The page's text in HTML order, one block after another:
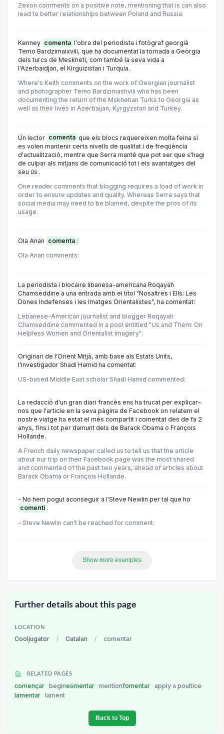
Zexon comments on a positive note, mentioning that is can also
lead to better relationships between Poland and Russia:
Kenney comenta l'obra del periodista i fotògraf georgià
Temo Bardzimaixvili, que ha documentat la tornada a Geòrgia
dels turcs de Meskheti, com també la seva vida a
l'Azerbaidjan, el Kirguizistan i Turquia.
Where's Keith comments on the work of Georgian journalist
and photographer Temo Bardzimashvili who has been
documenting the return of the Mskhetian Turks to Georgia as
well as their lives in Azerbaijan, Kyrgyzstan and Turkey.
Ún lector comenta que els blocs requereixen molta feina si
es volen mantenir certs nivells de qualitat i de freqüència
d'actualització, mentre que Serra manté que pot ser que s'hagi
de culpar als mitjans de comunicació tot i els avantatges del
seu ús .
One reader comments that blogging requires a load of work in
order to ensure updates and quality. Whereas Serra says that
social media may need to be blamed, despite the pros of its
usage.
Ola Anan comenta :
Ola Anan comments:
La periodista i blocaire libanesa-americana Roqayah
Chamseddine a una entrada amb el títol "Nosaltres i Ells: Les
Dones Indefenses i les Imatges Orientalistes", ha comentat:
Lebanese-American journalist and blogger Roqayah
Chamseddine commented in a post entitled "Us and Them: On
Helpless Women and Orientalist Imagery":
Originari de l'Orient Mitjà, amb base als Estats Units,
l'investigador Shadi Hamid ha comentat:
US-based Middle East scholar Shadi Hamid ‏commented:
La redacció d'un gran diari francès ens ha trucat per explicar-
nos que l'article en la seva pàgina de Facebook on relatem el
nostre viatge ha estat el més compartit i comentat des de fa 2
anys, fins i tot per damunt dels de Barack Obama o François
Hollande.
A French daily newspaper called us to tell us that the article
about our trip on their Facebook page was the most shared
and commented of the past two years, ahead of articles about
Barack Obama or François Hollande.
- No hem pogut aconseguir a l'Steve Newlin per tal que ho
comenti .
- Steve Newlin can't be reached for comment.
Show more examples
Further details about this page
LOCATION
Cooljugator / Catalan / comentar
RELATED PAGES
començar beginesmentar mentionfomentar apply a poultice
lamentar lament
Back to Top